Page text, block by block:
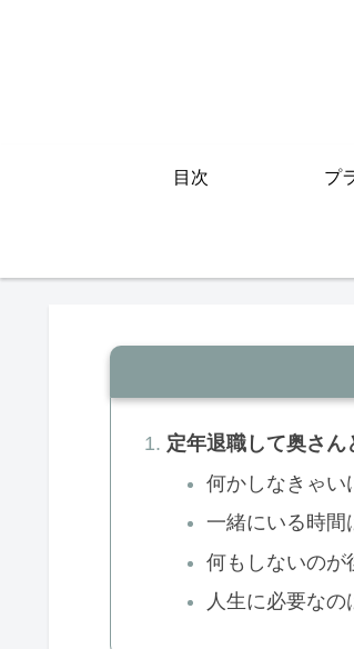
目次 プ
定年退職して奥さ
何かしなきゃい
一緒にいる時間
何もしないのが
人生に必要な